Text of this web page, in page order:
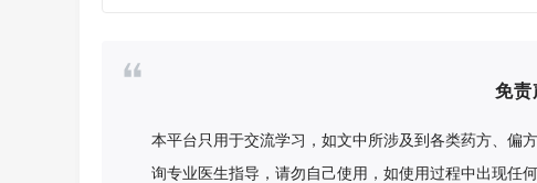
免责
本平台只用于交流学习，如文中所涉及到各类药方、偏
询专业医生指导，请勿自己使用，如使用过程中出现任